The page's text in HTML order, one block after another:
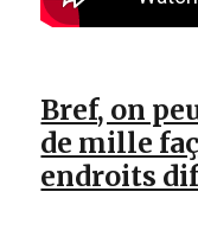
Bref, on
de mille
endroits